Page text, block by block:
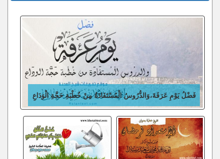
فَضْلُ يَوْمِ عَرَفَةَ،وَالدُّرُوسُ الْمُسْتَفَادَةُ مِنْ خُطْبَةِ حَجَّةِ الْوَدَاعِ